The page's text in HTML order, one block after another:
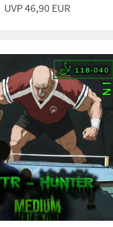
UVP 46,90 EUR